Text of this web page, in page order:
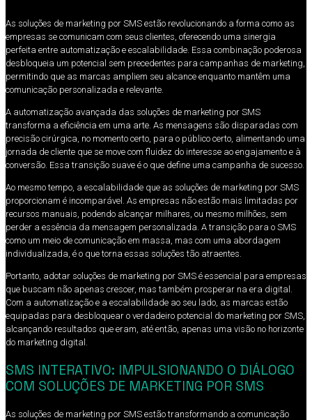
As soluções de marketing por SMS estão revolucionando a forma como as
empresas se comunicam com seus clientes, oferecendo uma sinergia
perfeita entre automatização e escalabilidade. Essa combinação poderosa
desbloqueia um potencial sem precedentes para campanhas de marketing,
permitindo que as marcas ampliem seu alcance enquanto mantêm uma
comunicação personalizada e relevante.
A automatização avançada das soluções de marketing por SMS
transforma a eficiência em uma arte. As mensagens são disparadas com
precisão cirúrgica, no momento certo, para o público certo, alimentando uma
jornada de cliente que se move com fluidez do interesse ao engajamento e à
conversão. Essa transição suave é o que define uma campanha de sucesso.
Ao mesmo tempo, a escalabilidade que as soluções de marketing por SMS
proporcionam é incomparável. As empresas não estão mais limitadas por
recursos manuais, podendo alcançar milhares, ou mesmo milhões, sem
perder a essência da mensagem personalizada. A transição para o SMS
como um meio de comunicação em massa, mas com uma abordagem
individualizada, é o que torna essas soluções tão atraentes.
Portanto, adotar soluções de marketing por SMS é essencial para empresas
que buscam não apenas crescer, mas também prosperar na era digital.
Com a automatização e a escalabilidade ao seu lado, as marcas estão
equipadas para desbloquear o verdadeiro potencial do marketing por SMS,
alcançando resultados que eram, até então, apenas uma visão no horizonte
do marketing digital.
SMS INTERATIVO: IMPULSIONANDO O DIÁLOGO
COM SOLUÇÕES DE MARKETING POR SMS
As soluções de marketing por SMS estão transformando a comunicação